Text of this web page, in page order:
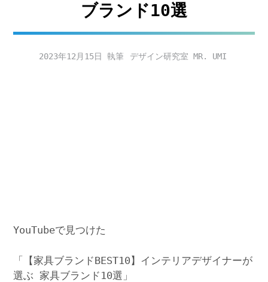
ブランド10選
2023年12月15日 デザイン研究室 MR. UMI
YouTubeで見つけた
「【家具ブランドBEST10】インテリアデザイナーが
選ぶ 家具ブランド10選」